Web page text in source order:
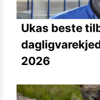
Ukas beste
2026